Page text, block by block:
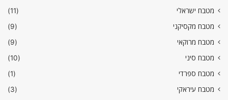
מטבח ישראלי
(11)
מטבח מקסיקני
(9)
מטבח מרוקאי
(9)
מטבח סיני
(10)
מטבח ספרדי
(1)
מטבח עיראקי
(3)